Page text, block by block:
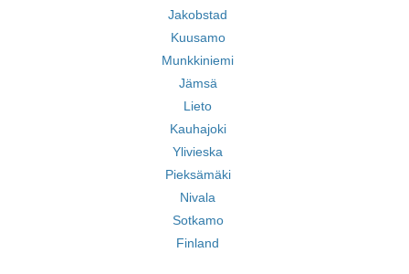
Jakobstad
Kuusamo
Munkkiniemi
Jämsä
Lieto
Kauhajoki
Ylivieska
Pieksämäki
Nivala
Sotkamo
Finland